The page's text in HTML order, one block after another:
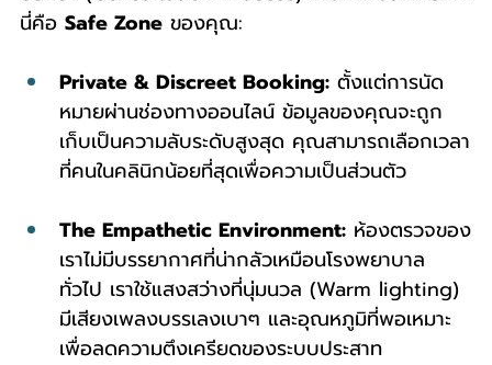
นี่คือ Safe Zone ของคุณ:
Private & Discreet Booking: ตั้งแต่การนัด
หมายผ่านช่องทางออนไลน์ ข้อมูลของคุณจะถูก
เก็บเป็นความลับระดับสูงสุด คุณสามารถเลือกเวลา
ที่คนในคลินิกน้อยที่สุดเพื่อความเป็นส่วนตัว
The Empathetic Environment: ห้องตรวจของ
เราไม่มีบรรยากาศที่น่ากลัวเหมือนโรงพยาบาล
ทั่วไป เราใช้แสงสว่างที่นุ่มนวล (Warm lighting)
มีเสียงเพลงบรรเลงเบาๆ และอุณหภูมิที่พอเหมาะ
เพื่อลดความตึงเครียดของระบบประสาท